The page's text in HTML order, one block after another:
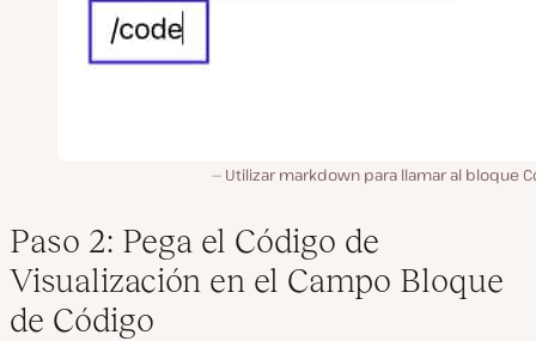
Utilizar markdown para llamar al bloque
Paso 2: Pega el Código de
Visualización en el Campo Bloque
de Código